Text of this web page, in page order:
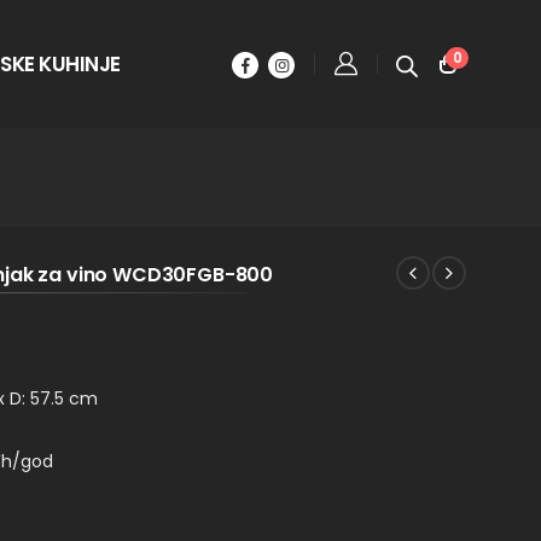
KUHINJE 0
za vino WCD30FGB-800
D: 57.5 cm
god